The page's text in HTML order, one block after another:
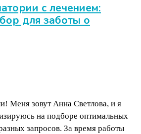
с лечением:
для заботы о
Меня зовут Анна Светлова, и я
на подборе оптимальных
запросов. За время работы